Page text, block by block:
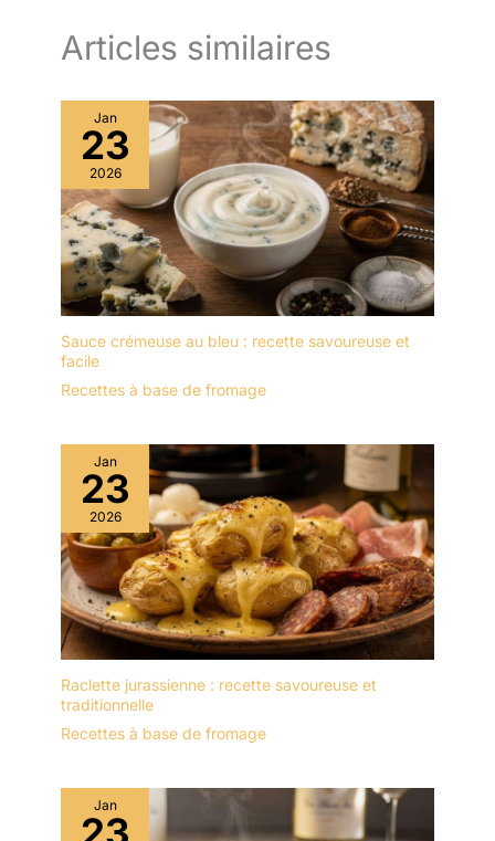
Articles similaires
Jan
23
2026
Sauce crémeuse au bleu : recette savoureuse et
facile
Recettes à base de fromage
Jan
23
2026
Raclette jurassienne : recette savoureuse et
traditionnelle
Recettes à base de fromage
Jan